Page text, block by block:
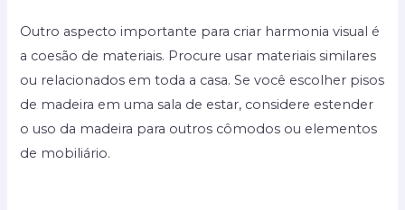
Outro aspecto importante para criar harmonia visual é
a coesão de materiais. Procure usar materiais similares
ou relacionados em toda a casa. Se você escolher pisos
de madeira em uma sala de estar, considere estender
o uso da madeira para outros cômodos ou elementos
de mobiliário.